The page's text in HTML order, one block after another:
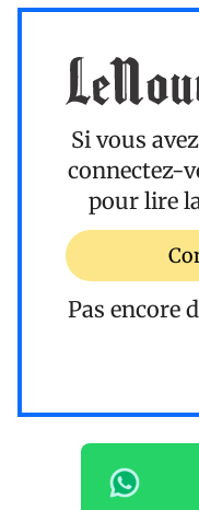
Si vous
connectez-
pour lire
Pas encore